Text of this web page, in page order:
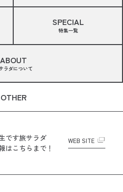
SPECIAL
特集一覧
ABOUT
ラダについて
OTHER
です旅サラダ
はこちらまで！
WEB SITE